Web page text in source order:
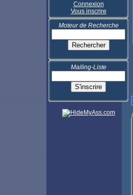
Connexion
Vous inscrire
Moteur de Recherche
Mailing-Liste